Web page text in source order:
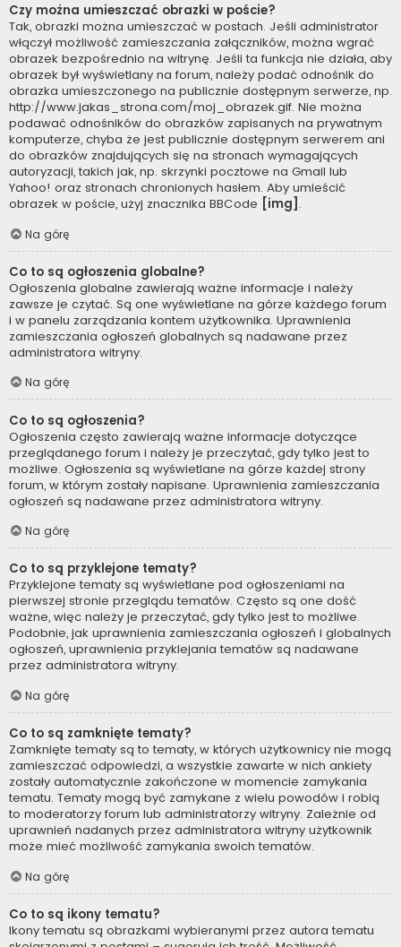
Czy można umieszczać obrazki w poście?
Tak, obrazki można umieszczać w postach. Jeśli administrator
włączył możliwość zamieszczania załączników, można wgrać
obrazek bezpośrednio na witrynę. Jeśli ta funkcja nie działa, aby
obrazek był wyświetlany na forum, należy podać odnośnik do
obrazka umieszczonego na publicznie dostępnym serwerze, np.
http://www.jakas_strona.com/moj_obrazek.gif. Nie można
podawać odnośników do obrazków zapisanych na prywatnym
komputerze, chyba że jest publicznie dostępnym serwerem ani
do obrazków znajdujących się na stronach wymagających
autoryzacji, takich jak, np. skrzynki pocztowe na Gmail lub
Yahoo! oraz stronach chronionych hasłem. Aby umieścić
obrazek w poście, użyj znacznika BBCode [img] .
Na górę
Co to są ogłoszenia globalne?
Ogłoszenia globalne zawierają ważne informacje i należy
zawsze je czytać. Są one wyświetlane na górze każdego forum
i w panelu zarządzania kontem użytkownika. Uprawnienia
zamieszczania ogłoszeń globalnych są nadawane przez
administratora witryny.
Na górę
Co to są ogłoszenia?
Ogłoszenia często zawierają ważne informacje dotyczące
przeglądanego forum i należy je przeczytać, gdy tylko jest to
możliwe. Ogłoszenia są wyświetlane na górze każdej strony
forum, w którym zostały napisane. Uprawnienia zamieszczania
ogłoszeń są nadawane przez administratora witryny.
Na górę
Co to są przyklejone tematy?
Przyklejone tematy są wyświetlane pod ogłoszeniami na
pierwszej stronie przeglądu tematów. Często są one dość
ważne, więc należy je przeczytać, gdy tylko jest to możliwe.
Podobnie, jak uprawnienia zamieszczania ogłoszeń i globalnych
ogłoszeń, uprawnienia przyklejania tematów są nadawane
przez administratora witryny.
Na górę
Co to są zamknięte tematy?
Zamknięte tematy są to tematy, w których użytkownicy nie mogą
zamieszczać odpowiedzi, a wszystkie zawarte w nich ankiety
zostały automatycznie zakończone w momencie zamykania
tematu. Tematy mogą być zamykane z wielu powodów i robią
to moderatorzy forum lub administratorzy witryny. Zależnie od
uprawnień nadanych przez administratora witryny użytkownik
może mieć możliwość zamykania swoich tematów.
Na górę
Co to są ikony tematu?
Ikony tematu są obrazkami wybieranymi przez autora tematu